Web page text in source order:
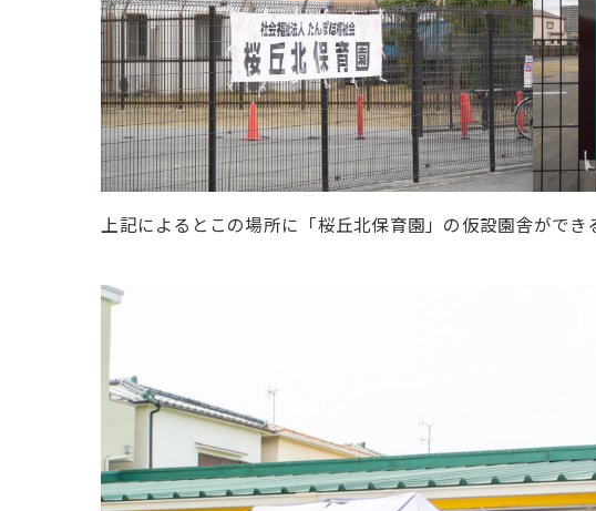
上記によるとこの場所に「桜丘北保育園」の仮設園舎ができ